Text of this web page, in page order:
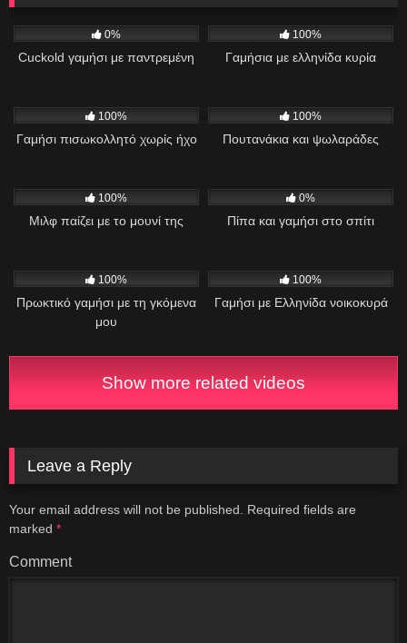
0%
Cuckold γαμήσι με παντρεμένη
100%
Γαμήσια με ελληνίδα κυρία
100%
Γαμήσι πισωκολλητό χωρίς ήχο
100%
Πουτανάκια και ψωλαράδες
100%
Μιλφ παίζει με το μουνί της
0%
Πίπα και γαμήσι στο σπίτι
100%
Πρωκτικό γαμήσι με τη γκόμενα
μου
100%
Γαμήσι με Ελληνίδα νοικοκυρά
Show more related videos
Leave a Reply
Your email address will not be published.
Required fields are
marked *
Comment